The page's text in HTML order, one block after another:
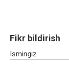
Fikr bildirish
Ismingiz